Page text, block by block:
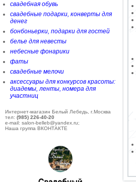
свадебная обувь
свадебные подарки, конверты для
денег
бонбоньерки, подарки для гостей
белье для невесты
небесные фонарики
фаты
свадебные мелочи
аксессуары для конкурсов красоты:
диадемы, ленты, номера для
участниц
Интернет-магазин Белый Лебедь, г.Москва
тел: (985) 226-40-20
e-mail: salon-belleb@yandex.ru;
Наша группа ВКОНТАКТЕ